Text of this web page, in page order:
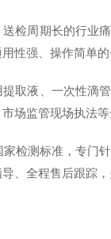
检周期长的行业
性强、操作简单
取液、一次性滴
场监管现场执法等
家检测标准，专门
、全程售后跟踪